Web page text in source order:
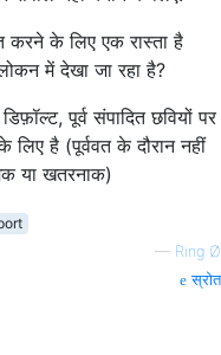
करने के लिए एक रास्ता है
में देखा जा रहा है?
पूर्व संपादित छवियों पर
है (पूर्ववत के दौरान नहीं
या खतरनाक)
— Ring Ø
स्रोत